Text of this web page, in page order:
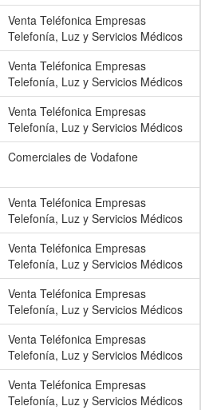
Venta Teléfonica Empresas
Telefonía, Luz y Servicios Médicos
Venta Teléfonica Empresas
Telefonía, Luz y Servicios Médicos
Venta Teléfonica Empresas
Telefonía, Luz y Servicios Médicos
Comerciales de Vodafone
Venta Teléfonica Empresas
Telefonía, Luz y Servicios Médicos
Venta Teléfonica Empresas
Telefonía, Luz y Servicios Médicos
Venta Teléfonica Empresas
Telefonía, Luz y Servicios Médicos
Venta Teléfonica Empresas
Telefonía, Luz y Servicios Médicos
Venta Teléfonica Empresas
Telefonía, Luz y Servicios Médicos